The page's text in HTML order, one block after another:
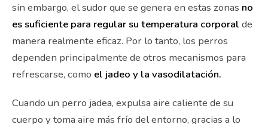
sin embargo, el sudor que se genera en estas zonas no
es suficiente para regular su temperatura corporal de
manera realmente eficaz. Por lo tanto, los perros
dependen principalmente de otros mecanismos para
refrescarse, como el jadeo y la vasodilatación.
Cuando un perro jadea, expulsa aire caliente de su
cuerpo y toma aire más frío del entorno, gracias a lo